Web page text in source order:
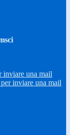
inviare una mail
inviare una mail